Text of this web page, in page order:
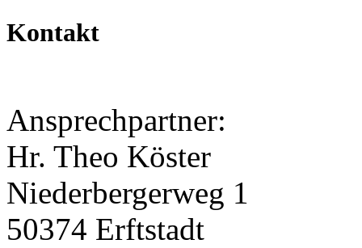
Kontakt
Ansprechpartner:
Hr. Theo Köster
Niederbergerweg 1
50374 Erftstadt